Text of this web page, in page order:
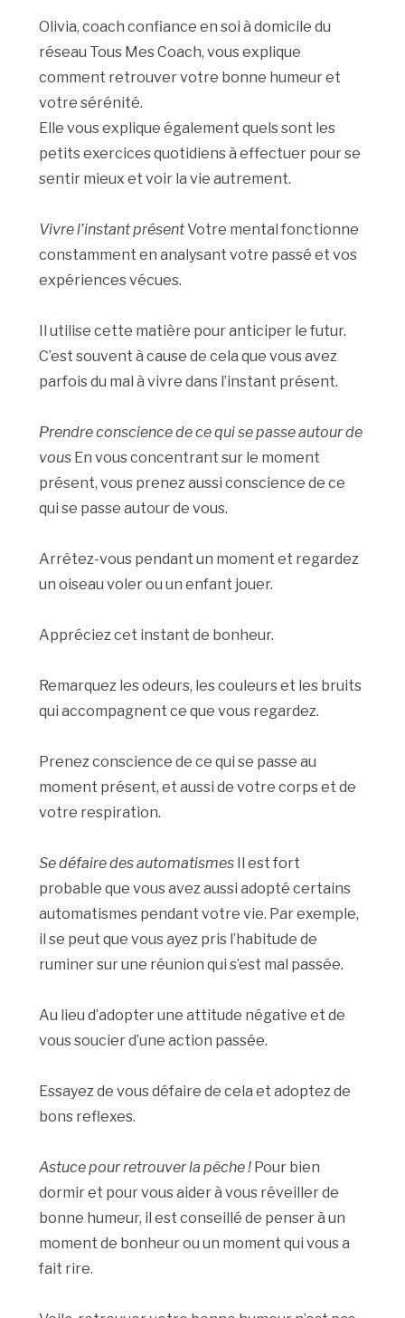
Olivia, coach confiance en soi à domicile du
réseau Tous Mes Coach, vous explique
comment retrouver votre bonne humeur et
votre sérénité.
Elle vous explique également quels sont les
petits exercices quotidiens à effectuer pour se
sentir mieux et voir la vie autrement.
Vivre l’instant présentVotre mental fonctionne
constamment en analysant votre passé et vos
expériences vécues.
Il utilise cette matière pour anticiper le futur.
C’est souvent à cause de cela que vous avez
parfois du mal à vivre dans l’instant présent.
Prendre conscience de ce qui se passe autour de
vous En vous concentrant sur le moment
présent, vous prenez aussi conscience de ce
qui se passe autour de vous.
Arrêtez-vous pendant un moment et regardez
un oiseau voler ou un enfant jouer.
Appréciez cet instant de bonheur.
Remarquez les odeurs, les couleurs et les bruits
qui accompagnent ce que vous regardez.
Prenez conscience de ce qui se passe au
moment présent, et aussi de votre corps et de
votre respiration.
Se défaire des automatismes Il est fort
probable que vous avez aussi adopté certains
automatismes pendant votre vie. Par exemple,
il se peut que vous ayez pris l’habitude de
ruminer sur une réunion qui s’est mal passée.
Au lieu d’adopter une attitude négative et de
vous soucier d’une action passée.
Essayez de vous défaire de cela et adoptez de
bons reflexes.
Astuce pour retrouver la pêche ! Pour bien
dormir et pour vous aider à vous réveiller de
bonne humeur, il est conseillé de penser à un
moment de bonheur ou un moment qui vous a
fait rire.